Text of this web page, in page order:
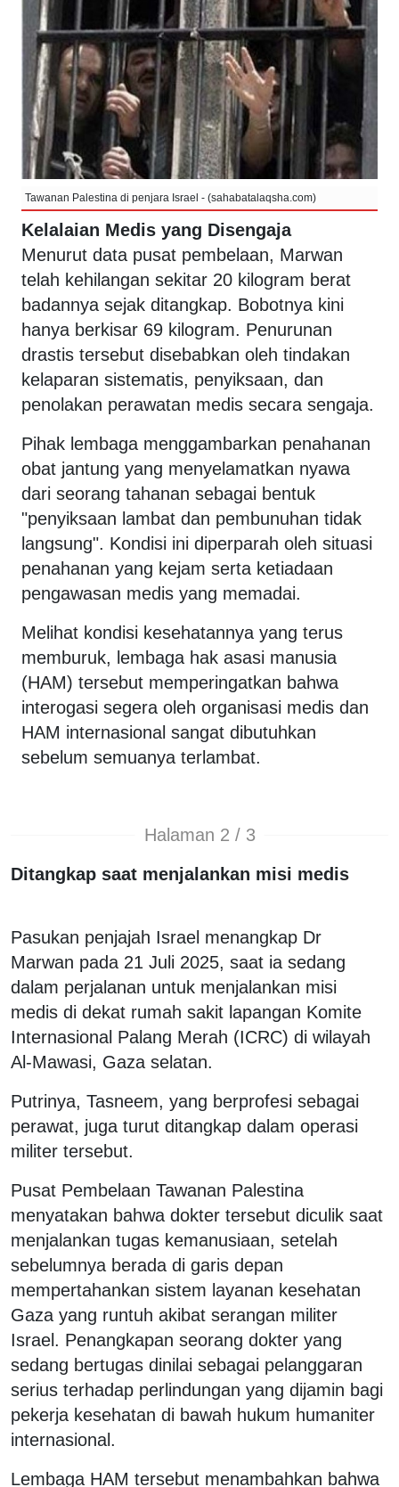
Tawanan Palestina di penjara Israel - (sahabatalaqsha.com)
Kelalaian Medis yang Disengaja
Menurut data pusat pembelaan, Marwan
telah kehilangan sekitar 20 kilogram berat
badannya sejak ditangkap. Bobotnya kini
hanya berkisar 69 kilogram. Penurunan
drastis tersebut disebabkan oleh tindakan
kelaparan sistematis, penyiksaan, dan
penolakan perawatan medis secara sengaja.
Pihak lembaga menggambarkan penahanan
obat jantung yang menyelamatkan nyawa
dari seorang tahanan sebagai bentuk
"penyiksaan lambat dan pembunuhan tidak
langsung". Kondisi ini diperparah oleh situasi
penahanan yang kejam serta ketiadaan
pengawasan medis yang memadai.
Melihat kondisi kesehatannya yang terus
memburuk, lembaga hak asasi manusia
(HAM) tersebut memperingatkan bahwa
interogasi segera oleh organisasi medis dan
HAM internasional sangat dibutuhkan
sebelum semuanya terlambat.
Halaman 2 / 3
Ditangkap saat menjalankan misi medis
Pasukan penjajah Israel menangkap Dr
Marwan pada 21 Juli 2025, saat ia sedang
dalam perjalanan untuk menjalankan misi
medis di dekat rumah sakit lapangan Komite
Internasional Palang Merah (ICRC) di wilayah
Al-Mawasi, Gaza selatan.
Putrinya, Tasneem, yang berprofesi sebagai
perawat, juga turut ditangkap dalam operasi
militer tersebut.
Pusat Pembelaan Tawanan Palestina
menyatakan bahwa dokter tersebut diculik saat
menjalankan tugas kemanusiaan, setelah
sebelumnya berada di garis depan
mempertahankan sistem layanan kesehatan
Gaza yang runtuh akibat serangan militer
Israel. Penangkapan seorang dokter yang
sedang bertugas dinilai sebagai pelanggaran
serius terhadap perlindungan yang dijamin bagi
pekerja kesehatan di bawah hukum humaniter
internasional.
Lembaga HAM tersebut menambahkan bahwa